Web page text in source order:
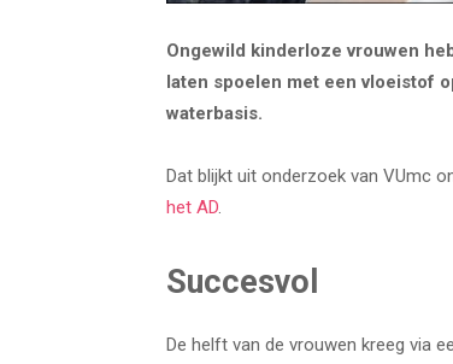
Ongewild kinderloze vrouwen
laten spoelen met een vloeistof
waterbasis.
Dat blijkt uit onderzoek van VUmc
het AD.
Succesvol
De helft van de vrouwen kreeg via